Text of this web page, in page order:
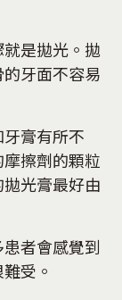
是拋光。拋
牙面不容易
膏有所不
擦劑的顆粒
光膏最好由
者會感覺到
受。